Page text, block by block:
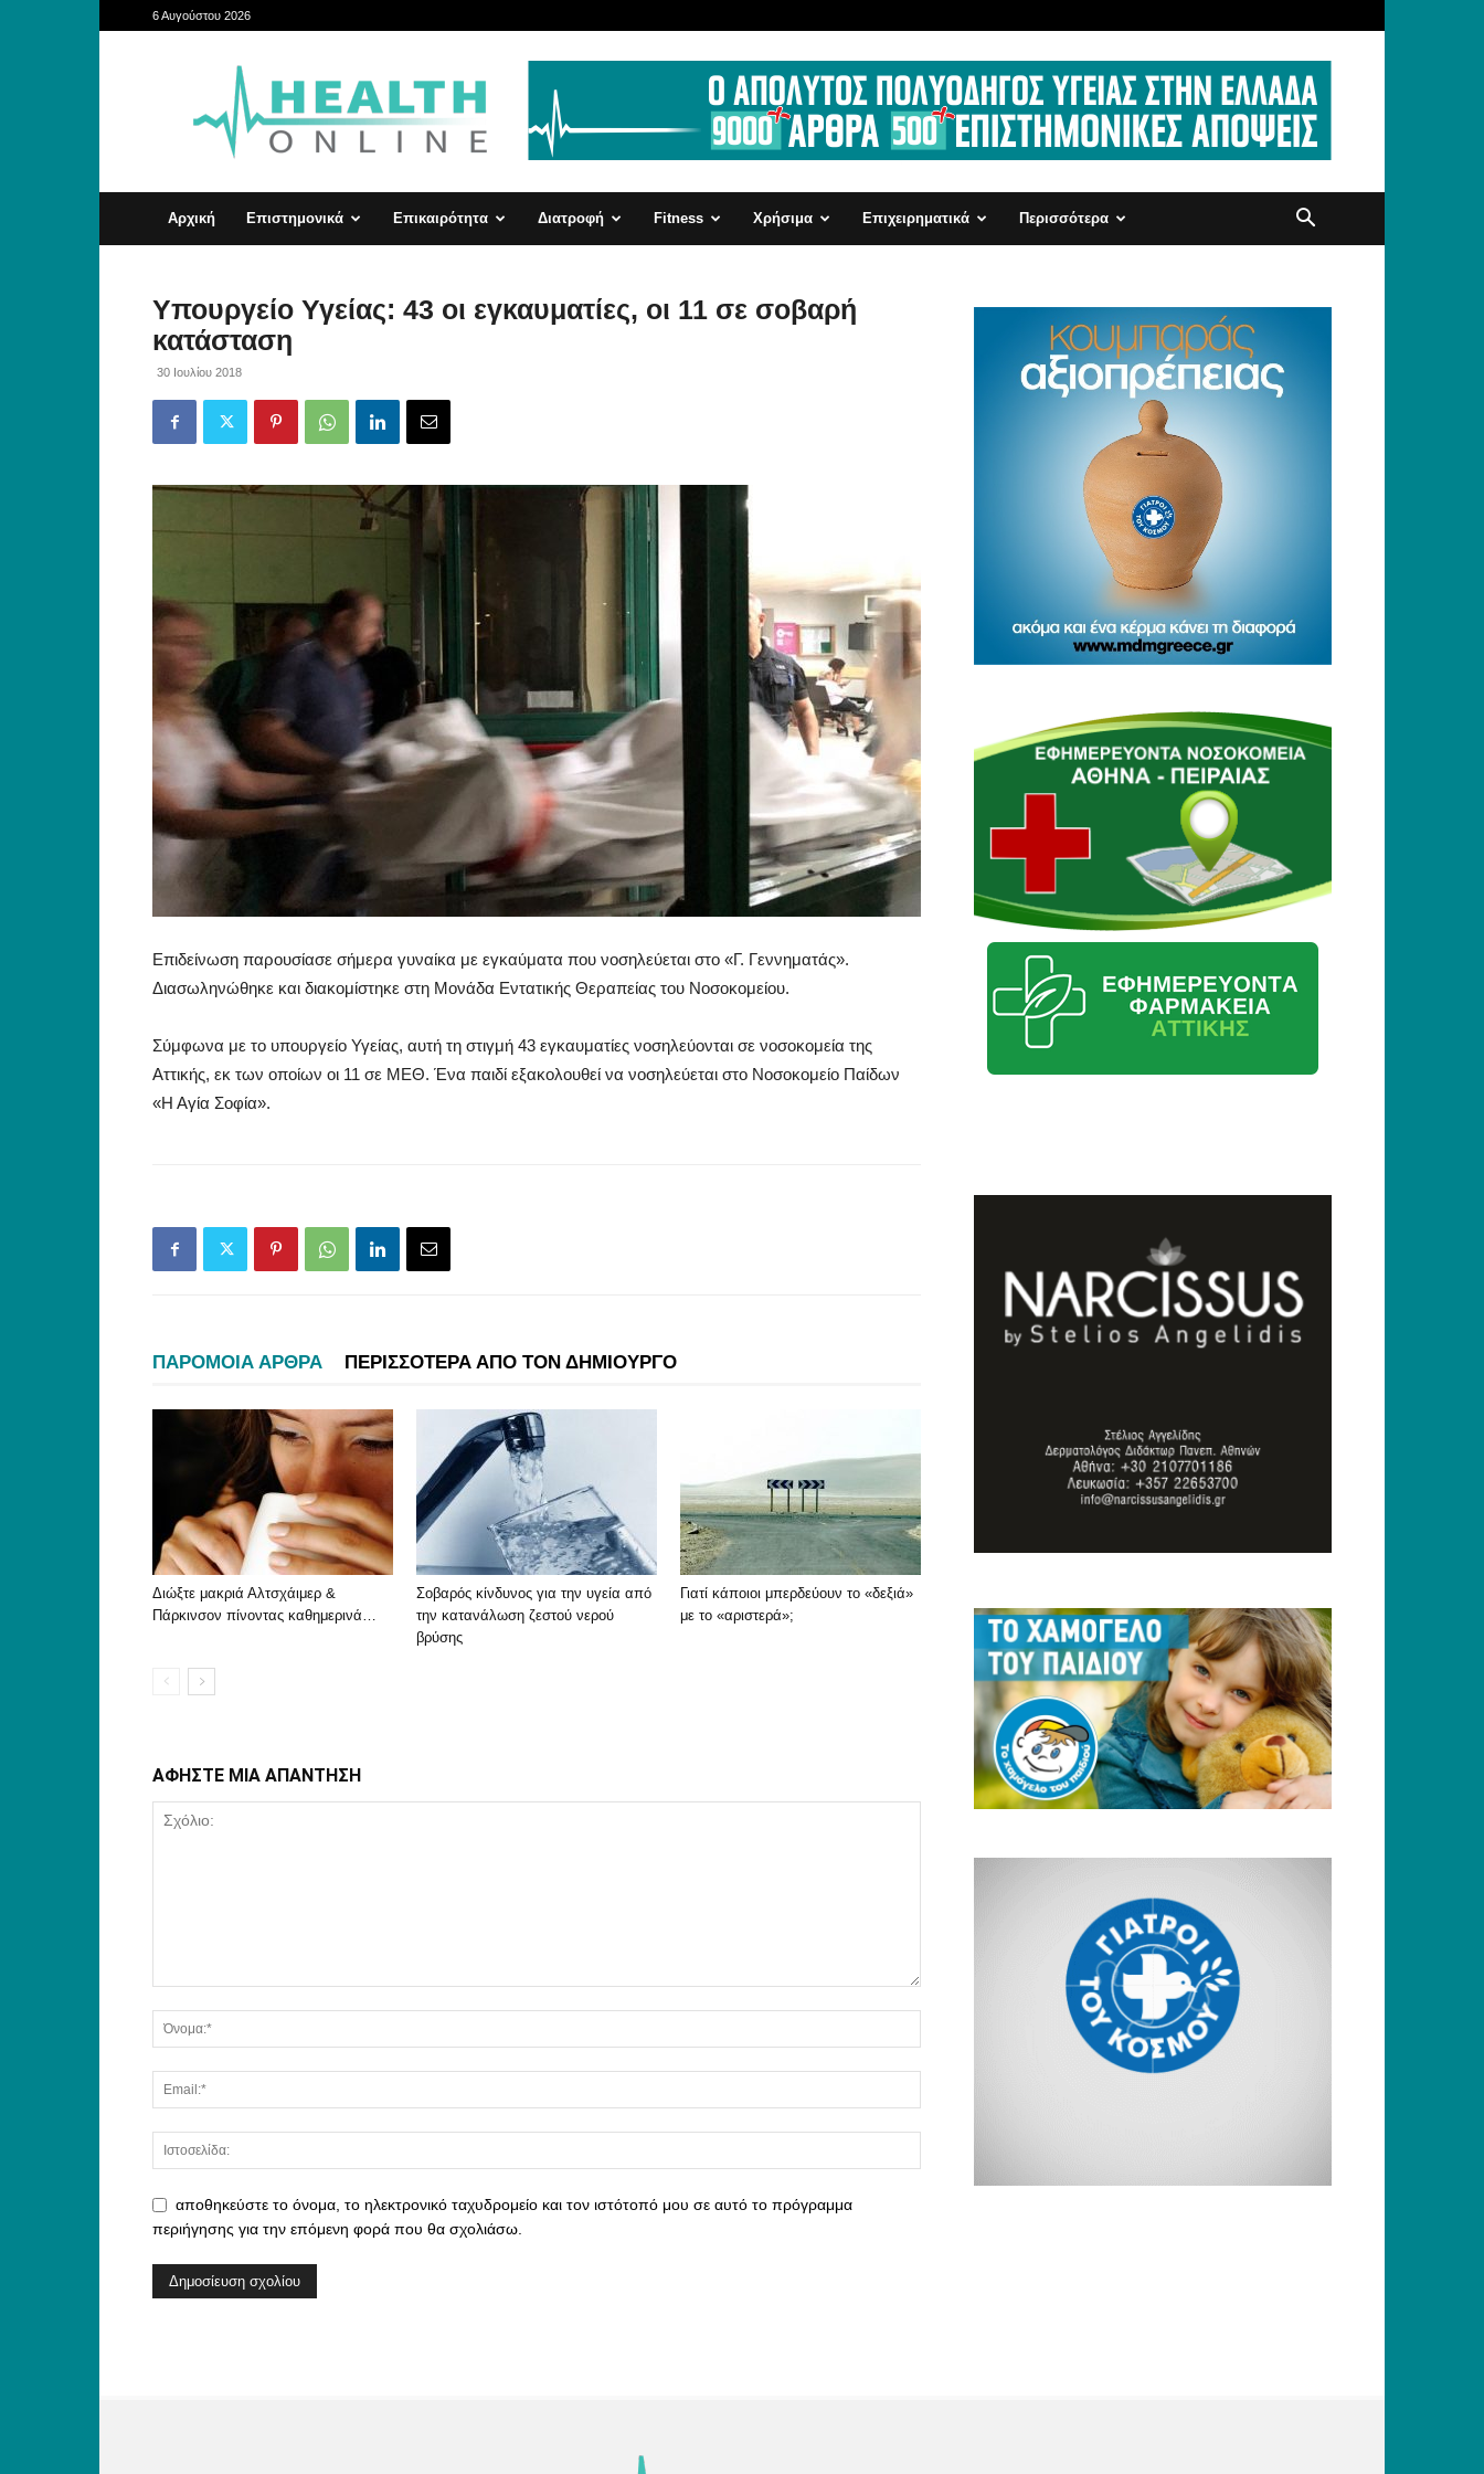
6 Αυγούστου 2026
HealthOnline
Αρχική Επιστημονικά Επικαιρότητα Διατροφή Fitness Χρήσιμα Επιχειρηματικά Περισσότερα
Υπουργείο Υγείας: 43 οι εγκαυματίες, οι 11 σε σοβαρή
κατάσταση
30 Ιουλίου 2018
Επιδείνωση παρουσίασε σήμερα γυναίκα με εγκαύματα που νοσηλεύεται στο «Γ. Γεννηματάς».
Διασωληνώθηκε και διακομίστηκε στη Μονάδα Εντατικής Θεραπείας του Νοσοκομείου.
Σύμφωνα με το υπουργείο Υγείας, αυτή τη στιγμή 43 εγκαυματίες νοσηλεύονται σε νοσοκομεία της
Αττικής, εκ των οποίων οι 11 σε ΜΕΘ. Ένα παιδί εξακολουθεί να νοσηλεύεται στο Νοσοκομείο Παίδων
«Η Αγία Σοφία».
ΠΑΡΟΜΟΙΑ ΑΡΘΡΑ ΠΕΡΙΣΣΟΤΕΡΑ ΑΠΟ ΤΟΝ ΔΗΜΙΟΥΡΓΟ
Διώξτε μακριά Αλτσχάιμερ &
Πάρκινσον πίνοντας καθημερινά…
Σοβαρός κίνδυνος για την υγεία από
την κατανάλωση ζεστού νερού
βρύσης
Γιατί κάποιοι μπερδεύουν το «δεξιά»
με το «αριστερά»;
ΑΦΗΣΤΕ ΜΙΑ ΑΠΑΝΤΗΣΗ
αποθηκεύστε το όνομα, το ηλεκτρονικό ταχυδρομείο και τον ιστότοπό μου σε αυτό το πρόγραμμα
περιήγησης για την επόμενη φορά που θα σχολιάσω.